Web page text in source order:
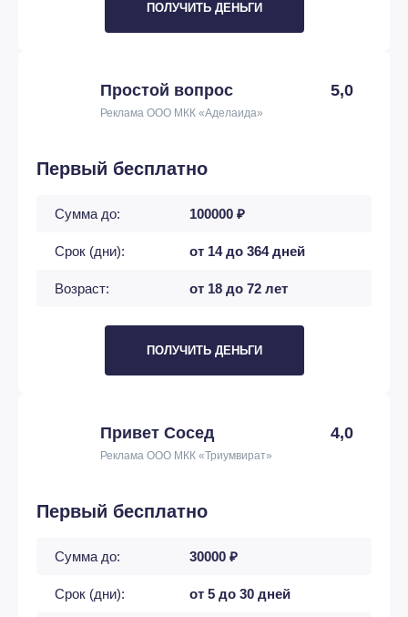
ПОЛУЧИТЬ ДЕНЬГИ
Простой вопрос 5,0
Реклама ООО МКК «Аделаида»
Первый бесплатно
Сумма до: 100000 ₽
Срок (дни): от 14 до 364 дней
Возраст: от 18 до 72 лет
ПОЛУЧИТЬ ДЕНЬГИ
Привет Сосед 4,0
Реклама ООО МКК «Триумвират»
Первый бесплатно
Сумма до: 30000 ₽
Срок (дни): от 5 до 30 дней